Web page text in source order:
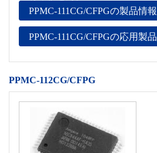
PPMC-111CG/CFPGの製品情報
PPMC-111CG/CFPGの応用製品
PPMC-112CG/CFPG